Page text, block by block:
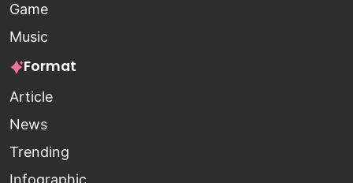
Game
Music
Format
Article
News
Trending